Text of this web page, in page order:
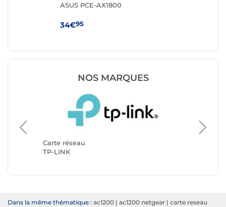
ASUS PCE-AX1800
34€95
NOS MARQUES
Carte réseau
TP-LINK
Carte
Dans la même thématique : ac1200 | ac1200 netgear | carte reseau